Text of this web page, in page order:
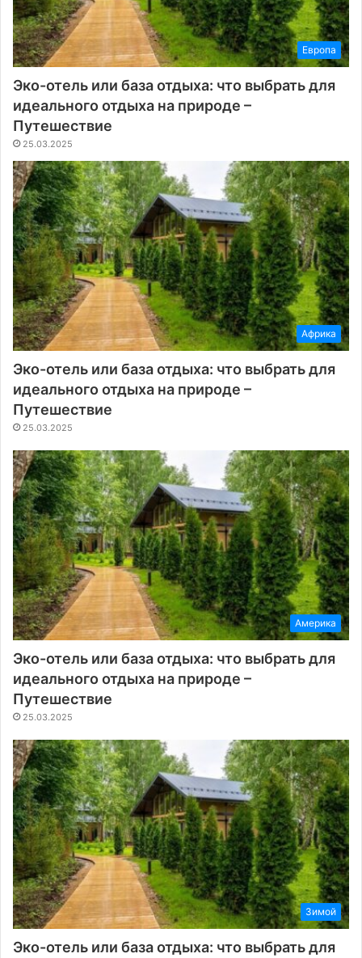
Европа
Эко-отель или база отдыха: что выбрать для
идеального отдыха на природе –
Путешествие
25.03.2025
Африка
Эко-отель или база отдыха: что выбрать для
идеального отдыха на природе –
Путешествие
25.03.2025
Америка
Эко-отель или база отдыха: что выбрать для
идеального отдыха на природе –
Путешествие
25.03.2025
Зимой
Эко-отель или база отдыха: что выбрать для